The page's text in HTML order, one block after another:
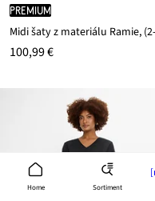
Home Sortiment
PREMIUM
100,99 €